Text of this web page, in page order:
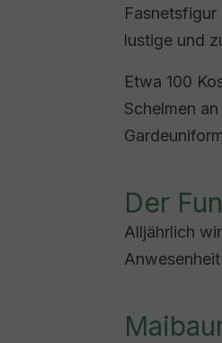
lustige und
Etwa 100
Schelmen
Der
Alljährlich